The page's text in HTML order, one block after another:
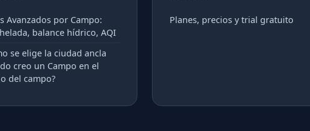
Avanzados por Campo:
balance hídrico, AQI
se elige la ciudad ancla
creo un Campo en el
del campo?
Planes, precios y trial gratuito